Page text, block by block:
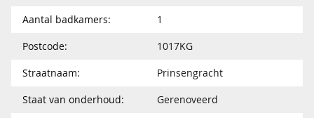
Aantal badkamers:
1
Postcode:
1017KG
Straatnaam:
Prinsengracht
Staat van onderhoud:
Gerenoveerd